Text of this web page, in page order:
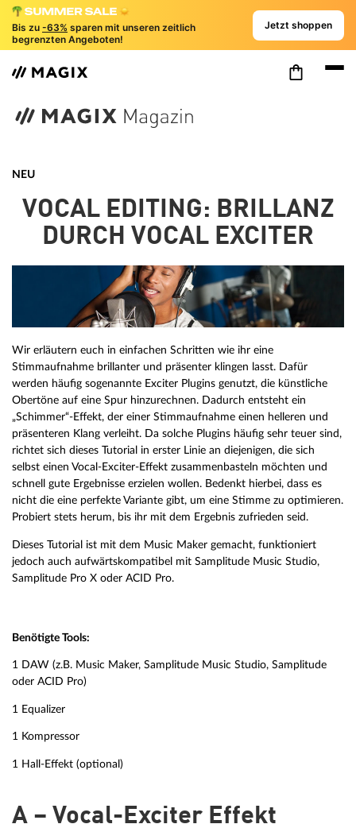
Bis zu -63% sparen mit unseren zeitlich
begrenzten Angeboten!
Jetzt shoppen
NEU
VOCAL EDITING: BRILLANZ
DURCH VOCAL EXCITER
Wir erläutern euch in einfachen Schritten wie ihr eine
Stimmaufnahme brillanter und präsenter klingen lasst. Dafür
werden häufig sogenannte Exciter Plugins genutzt, die künstliche
Obertöne auf eine Spur hinzurechnen. Dadurch entsteht ein
„Schimmer“-Effekt, der einer Stimmaufnahme einen helleren und
präsenteren Klang verleiht. Da solche Plugins häufig sehr teuer sind,
richtet sich dieses Tutorial in erster Linie an diejenigen, die sich
selbst einen Vocal-Exciter-Effekt zusammenbasteln möchten und
schnell gute Ergebnisse erzielen wollen. Bedenkt hierbei, dass es
nicht die eine perfekte Variante gibt, um eine Stimme zu optimieren.
Probiert stets herum, bis ihr mit dem Ergebnis zufrieden seid.
Dieses Tutorial ist mit dem Music Maker gemacht, funktioniert
jedoch auch aufwärtskompatibel mit Samplitude Music Studio,
Samplitude Pro X oder ACID Pro.
Benötigte Tools:
1 DAW (z.B. Music Maker, Samplitude Music Studio, Samplitude
oder ACID Pro)
1 Equalizer
1 Kompressor
1 Hall-Effekt (optional)
A – Vocal-Exciter Effekt